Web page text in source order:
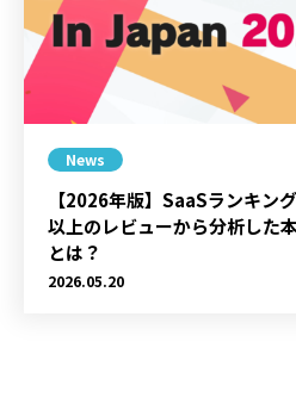
News
【2026年版】SaaSランキン
以上のレビューから分析した
とは？
2026.05.20